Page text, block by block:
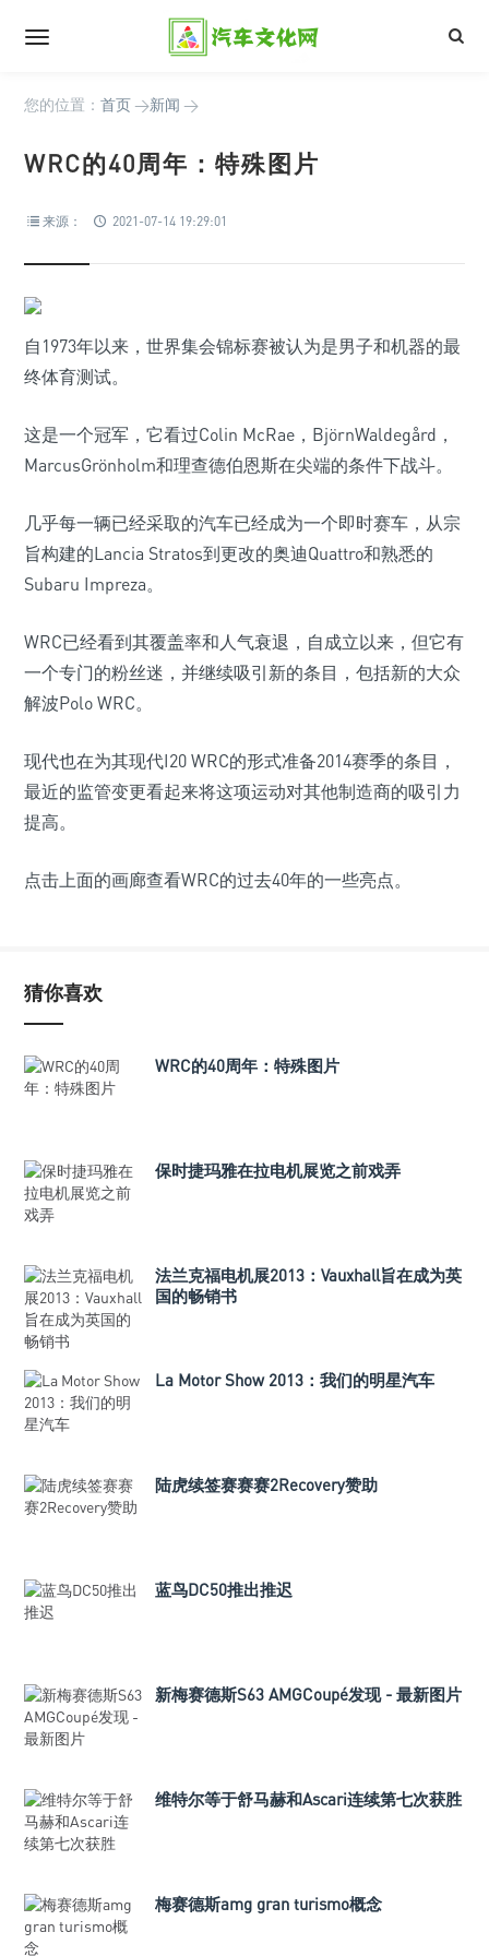
您的位置： 首页 >新闻 >
WRC的40周年：特殊图片
来源： 2021-07-14 19:29:01
自1973年以来，世界集会锦标赛被认为是男子和机器的最
终体育测试。
这是一个冠军，它看过Colin McRae，BjörnWaldegård，
MarcusGrönholm和理查德伯恩斯在尖端的条件下战斗。
几乎每一辆已经采取的汽车已经成为一个即时赛车，从宗
旨构建的Lancia Stratos到更改的奥迪Quattro和熟悉的
Subaru Impreza。
WRC已经看到其覆盖率和人气衰退，自成立以来，但它有
一个专门的粉丝迷，并继续吸引新的条目，包括新的大众
解波Polo WRC。
现代也在为其现代I20 WRC的形式准备2014赛季的条目，
最近的监管变更看起来将这项运动对其他制造商的吸引力
提高。
点击上面的画廊查看WRC的过去40年的一些亮点。
猜你喜欢
WRC的40周年：特殊图片
保时捷玛雅在拉电机展览之前戏弄
法兰克福电机展2013：Vauxhall旨在成为英
国的畅销书
La Motor Show 2013：我们的明星汽车
陆虎续签赛赛赛2Recovery赞助
蓝鸟DC50推出推迟
新梅赛德斯S63 AMGCoupé发现 - 最新图片
维特尔等于舒马赫和Ascari连续第七次获胜
梅赛德斯amg gran turismo概念